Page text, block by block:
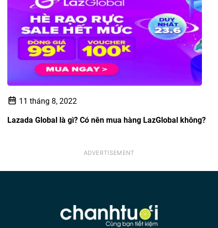
11 tháng 8, 2022
Lazada Global là gì? Có nên mua hàng LazGlobal không?